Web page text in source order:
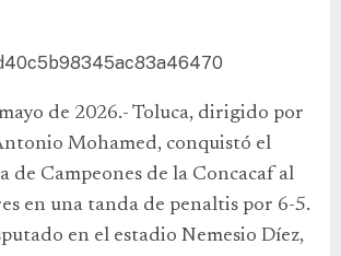
de 2026.- Toluca, dirigido por
Mohamed, conquistó el
de Campeones de la Concacaf al
en una tanda de penaltis por 6-5.
en el estadio Nemesio Díez,